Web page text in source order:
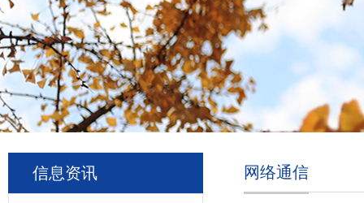
信息资讯 网络通信